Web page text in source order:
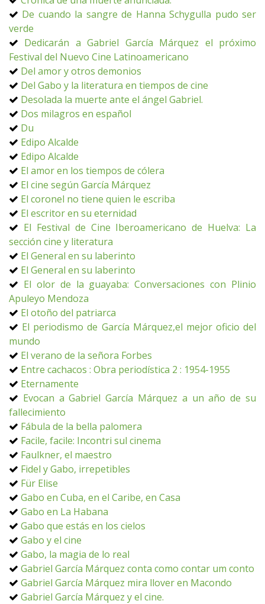
De cuando la sangre de Hanna Schygulla pudo ser
verde
Dedicarán a Gabriel García Márquez el próximo
Festival del Nuevo Cine Latinoamericano
Del amor y otros demonios
Del Gabo y la literatura en tiempos de cine
Desolada la muerte ante el ángel Gabriel.
Dos milagros en español
Du
Edipo Alcalde
Edipo Alcalde
El amor en los tiempos de cólera
El cine según García Márquez
El coronel no tiene quien le escriba
El escritor en su eternidad
El Festival de Cine Iberoamericano de Huelva: La
sección cine y literatura
El General en su laberinto
El General en su laberinto
El olor de la guayaba: Conversaciones con Plinio
Apuleyo Mendoza
El otoño del patriarca
El periodismo de García Márquez,el mejor oficio del
mundo
El verano de la señora Forbes
Entre cachacos : Obra periodística 2 : 1954-1955
Eternamente
Evocan a Gabriel García Márquez a un año de su
fallecimiento
Fábula de la bella palomera
Facile, facile: Incontri sul cinema
Faulkner, el maestro
Fidel y Gabo, irrepetibles
Für Elise
Gabo en Cuba, en el Caribe, en Casa
Gabo en La Habana
Gabo que estás en los cielos
Gabo y el cine
Gabo, la magia de lo real
Gabriel García Márquez conta como contar um conto
Gabriel García Márquez mira llover en Macondo
Gabriel García Márquez y el cine.